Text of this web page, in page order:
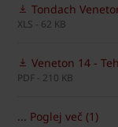
Tondach
XLS - 62 KB
Veneton 14 -
PDF - 210 KB
... Poglej več (1)